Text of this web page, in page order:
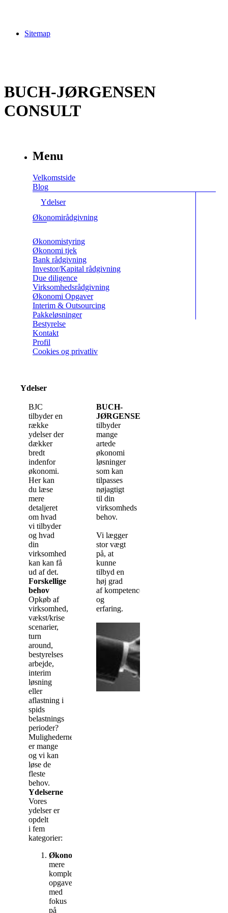
Sitemap
BUCH-JØRGENSEN
CONSULT
Menu
Velkomstside
Blog
Ydelser
Økonomirådgivning
Økonomistyring
Økonomi tjek
Bank rådgivning
Investor/Kapital rådgivning
Due diligence
Virksomhedsrådgivning
Økonomi Opgaver
Interim & Outsourcing
Pakkeløsninger
Bestyrelse
Kontakt
Profil
Cookies og privatliv
Ydelser
BJC
tilbyder en
række
ydelser der
dækker
bredt
indenfor
økonomi.
Her kan
du læse
mere
detaljeret
om hvad
vi tilbyder
og hvad
din
virksomhed
kan kan få
ud af det.
Forskellige
behov
Opkøb af
virksomhed,
vækst/krise
scenarier,
turn
around,
bestyrelses
arbejde,
interim
løsning
eller
aflastning i
spids
belastnings
perioder?
Mulighederne
er mange
og vi kan
løse de
fleste
behov.
Ydelserne
Vores
ydelser er
opdelt
i fem
kategorier:
Økonomirådgivning
mere
komplekse
opgaver
med
fokus
på
BUCH-
JØRGENSEN
tilbyder
mange
artede
økonomi
løsninger
som kan
tilpasses
nøjagtigt
til din
virksomheds
behov.
Vi lægger
stor vægt
på, at
kunne
tilbyd en
høj grad
af kompetencer
og
erfaring.